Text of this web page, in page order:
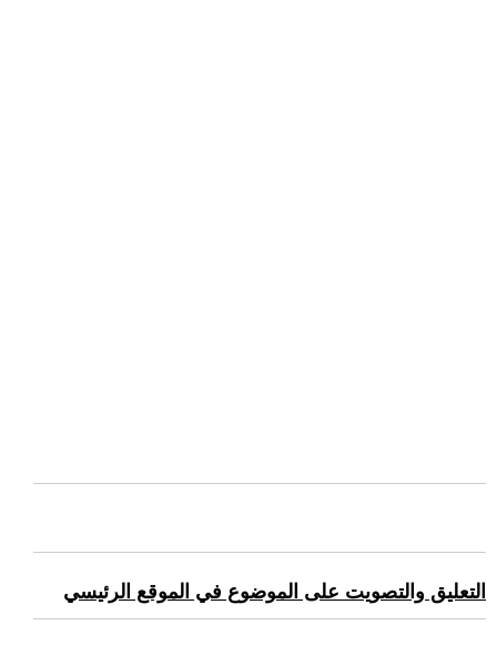
التعليق والتصويت على الموضوع في الموقع الرئيسي